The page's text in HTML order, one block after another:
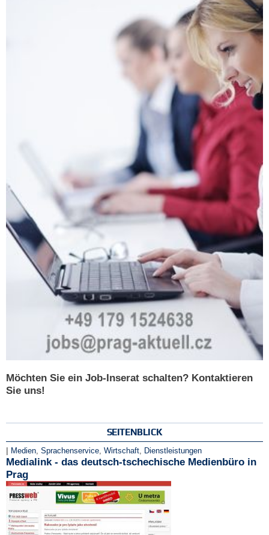
Möchten Sie ein Job-Inserat schalten? Kontaktieren
Sie uns!
SEITENBLICK
| Medien, Sprachenservice, Wirtschaft, Dienstleistungen
Medialink - das deutsch-tschechische Medienbüro in
Prag